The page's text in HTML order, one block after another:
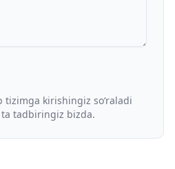
tizimga kirishingiz soʻraladi
tadbiringiz bizda.